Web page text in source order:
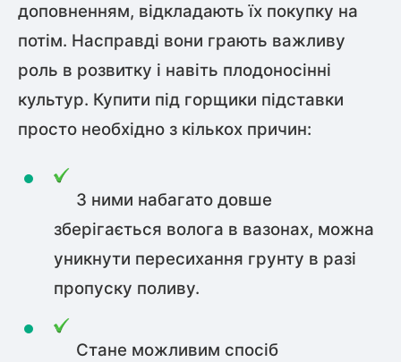
доповненням, відкладають їх покупку на
потім. Насправді вони грають важливу
роль в розвитку і навіть плодоносінні
культур. Купити під горщики підставки
просто необхідно з кількох причин:
З ними набагато довше
зберігається волога в вазонах, можна
уникнути пересихання грунту в разі
пропуску поливу.
Стане можливим спосіб